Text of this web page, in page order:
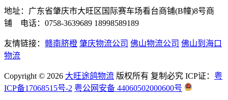
地址：广东省肇庆市大旺区国际赛车场看台商铺(B幢)8号商
铺 电话：0758-3639689 18998589189
友情链接： 赣南脐橙 肇庆物流公司 佛山物流公司 佛山到海口
物流
Copyright © 2026 大旺途鸽物流 版权所有 复制必究 ICP证： 粤
ICP备17068515号-2 粤公网安备 44060502000600号